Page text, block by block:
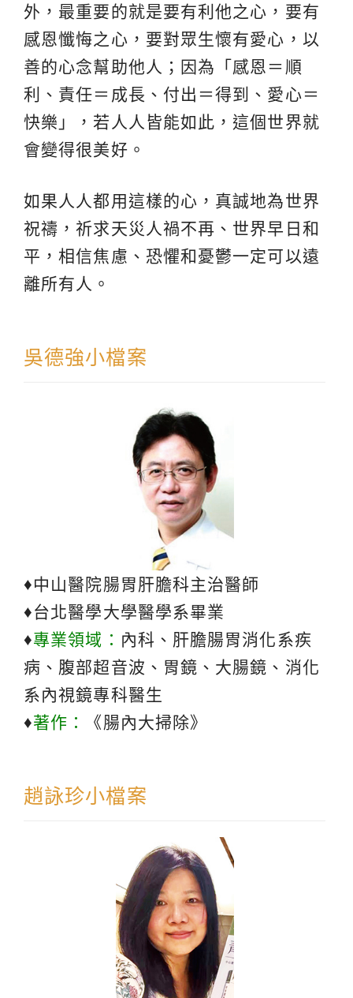
外，最重要的就是要有利他之心，要有
感恩懺悔之心，要對眾生懷有愛心，以
善的心念幫助他人；因為「感恩＝順
利、責任＝成長、付出＝得到、愛心＝
快樂」，若人人皆能如此，這個世界就
會變得很美好。
如果人人都用這樣的心，真誠地為世界
祝禱，祈求天災人禍不再、世界早日和
平，相信焦慮、恐懼和憂鬱一定可以遠
離所有人。
吳德強小檔案
♦中山醫院腸胃肝膽科主治醫師
♦台北醫學大學醫學系畢業
♦專業領域： 內科、肝膽腸胃消化系疾
病、腹部超音波、胃鏡、大腸鏡、消化
系內視鏡專科醫生
♦著作： 《腸內大掃除》
趙詠珍小檔案